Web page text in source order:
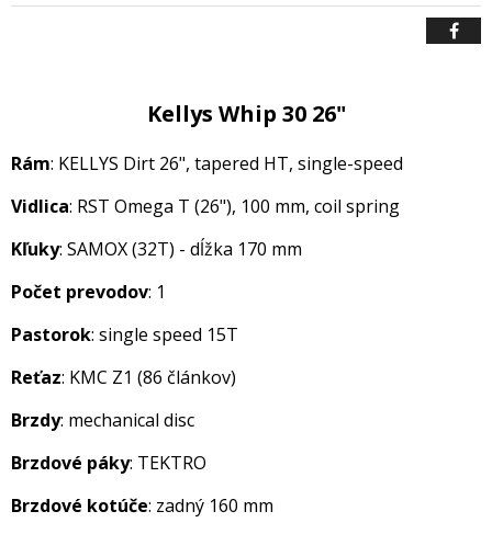
Kellys Whip 30 26"
Rám: KELLYS Dirt 26", tapered HT, single-speed
Vidlica: RST Omega T (26"), 100 mm, coil spring
Kľuky: SAMOX (32T) - dĺžka 170 mm
Počet prevodov: 1
Pastorok: single speed 15T
Reťaz: KMC Z1 (86 článkov)
Brzdy: mechanical disc
Brzdové páky: TEKTRO
Brzdové kotúče: zadný 160 mm